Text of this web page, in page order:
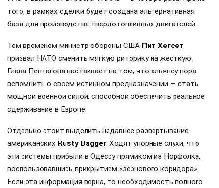
того, в рамках сделки будет создана альтернативная
база для производства твердотопливных двигателей.
Тем временем министр обороны США Пит Хегсет
призвал НАТО сменить мягкую риторику на жесткую.
Глава Пентагона настаивает на том, что альянсу пора
вспомнить о своем истинном предназначении — стать
мощной военной силой, способной обеспечить реальное
сдерживание в Европе.
Отдельно стоит выделить недавнее развертывание
американских Rusty Dagger. Ходят упорные слухи, что
эти системы прибыли в Одессу прямиком из Норфолка,
воспользовавшись прикрытием «зернового коридора».
Если эта информация верна, то необходимость полного